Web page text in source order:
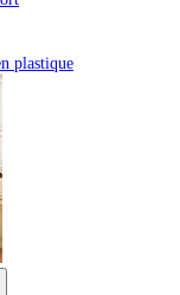
plastique